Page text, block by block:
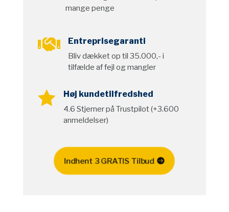
mange penge
 Entreprisegaranti
Bliv dækket op til 35.000,- i
tilfælde af fejl og mangler
 Høj kundetilfredshed
4.6 Stjerner på Trustpilot (+3.600
anmeldelser)
Indhent 3 GRATIS Tilbud